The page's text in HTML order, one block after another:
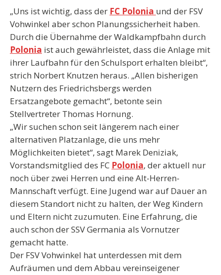
„Uns ist wichtig, dass der FC Polonia und der FSV
Vohwinkel aber schon Planungssicherheit haben.
Durch die Übernahme der Waldkampfbahn durch
Polonia ist auch gewährleistet, dass die Anlage mit
ihrer Laufbahn für den Schulsport erhalten bleibt“,
strich Norbert Knutzen heraus. „Allen bisherigen
Nutzern des Friedrichsbergs werden
Ersatzangebote gemacht“, betonte sein
Stellvertreter Thomas Hornung.
„Wir suchen schon seit längerem nach einer
alternativen Platzanlage, die uns mehr
Möglichkeiten bietet“, sagt Marek Deniziak,
Vorstandsmitglied des FC Polonia, der aktuell nur
noch über zwei Herren und eine Alt-Herren-
Mannschaft verfügt. Eine Jugend war auf Dauer an
diesem Standort nicht zu halten, der Weg Kindern
und Eltern nicht zuzumuten. Eine Erfahrung, die
auch schon der SSV Germania als Vornutzer
gemacht hatte.
Der FSV Vohwinkel hat unterdessen mit dem
Aufräumen und dem Abbau vereinseigener